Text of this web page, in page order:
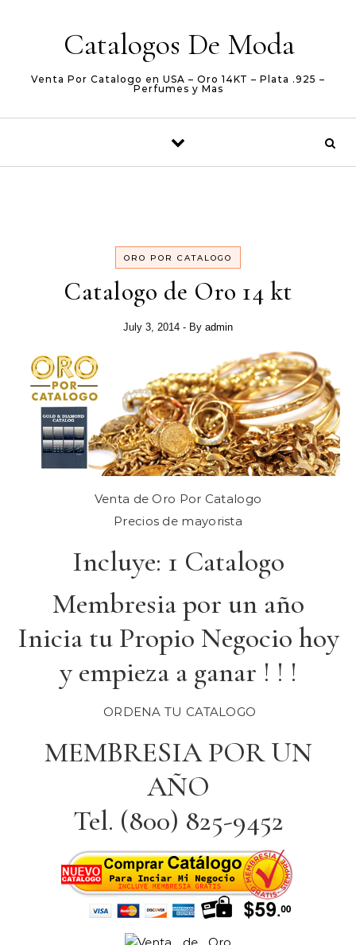
Catalogos De Moda
Venta Por Catalogo en USA – Oro 14KT – Plata .925 –
Perfumes y Mas
ORO POR CATALOGO
Catalogo de Oro 14 kt
July 3, 2014 - By admin
Venta de Oro Por Catalogo
Precios de mayorista
Incluye: 1 Catalogo
Membresia por un año
Inicia tu Propio Negocio hoy
y empieza a ganar ! ! !
ORDENA TU CATALOGO
MEMBRESIA POR UN
AÑO
Tel. (800) 825-9452